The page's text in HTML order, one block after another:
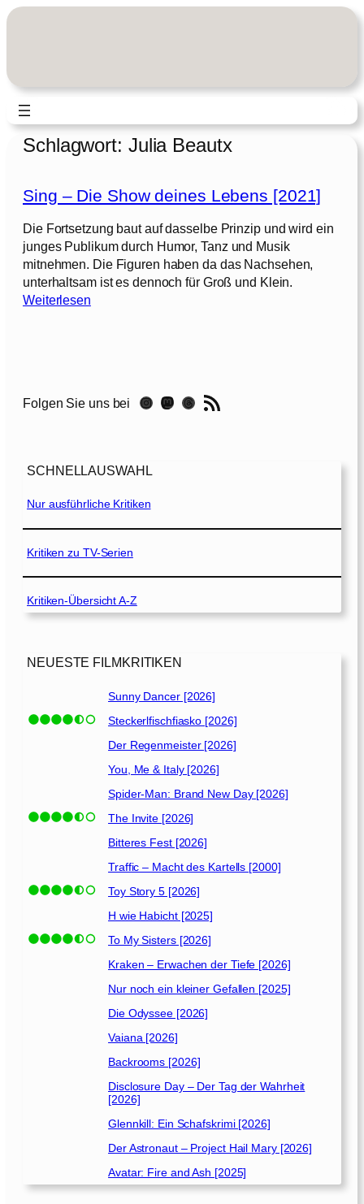
Zum
Schlagwort: Julia Beautx
Sing – Die Show deines Lebens [2021]
Die Fortsetzung baut auf dasselbe Prinzip und wird ein
junges Publikum durch Humor, Tanz und Musik
mitnehmen. Die Figuren haben da das Nachsehen,
unterhaltsam ist es dennoch für Groß und Klein.
Weiterlesen:
–
S
o
w
d
n
e
L
n
2
Folgen Sie uns bei Instagram Mastodon Threads RSS-Feed
SCHNELLAUSWAHL
Nur ausführliche Kritiken
Kritiken zu TV-Serien
Kritiken-Übersicht A-Z
NEUESTE FILMKRITIKEN
Sunny Dancer [2026]
Steckerlfischfiasko [2026]
Der Regenmeister [2026]
You, Me & Italy [2026]
Spider-Man: Brand New Day [2026]
The Invite [2026]
Bitteres Fest [2026]
Traffic – Macht des Kartells [2000]
Toy Story 5 [2026]
H wie Habicht [2025]
To My Sisters [2026]
Kraken – Erwachen der Tiefe [2026]
Nur noch ein kleiner Gefallen [2025]
Die Odyssee [2026]
Vaiana [2026]
Backrooms [2026]
Disclosure Day – Der Tag der Wahrheit
[2026]
Glennkill: Ein Schafskrimi [2026]
Der Astronaut – Project Hail Mary [2026]
Avatar: Fire and Ash [2025]